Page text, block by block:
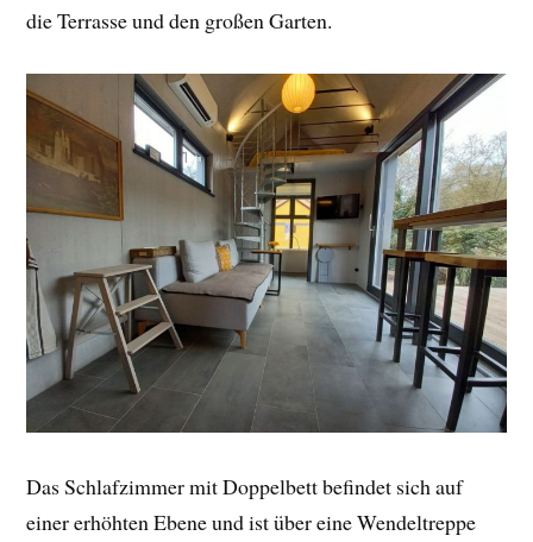
die Terrasse und den großen Garten.
Das Schlafzimmer mit Doppelbett befindet sich auf
einer erhöhten Ebene und ist über eine Wendeltreppe